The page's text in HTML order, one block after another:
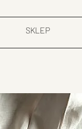
SKLEP